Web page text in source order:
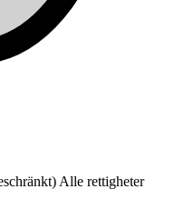
Alle rettigheter